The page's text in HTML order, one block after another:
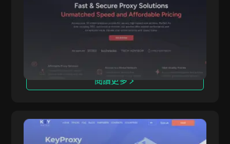
法國
羅馬尼亞
希腊
列支敦士登
IpnProxy.com 在提供安全高效的網路抓取、數據
收集和匿名瀏覽服務方面，憑藉其出色的穩定性，
成為企業和個人用戶的首選。IpnProxy.com 提供
多種功能，滿足各種需求，是值得您關注的頂級代
閱讀更多
KeyProxy